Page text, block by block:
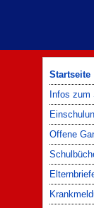
Startseite
Infos zum
Offene